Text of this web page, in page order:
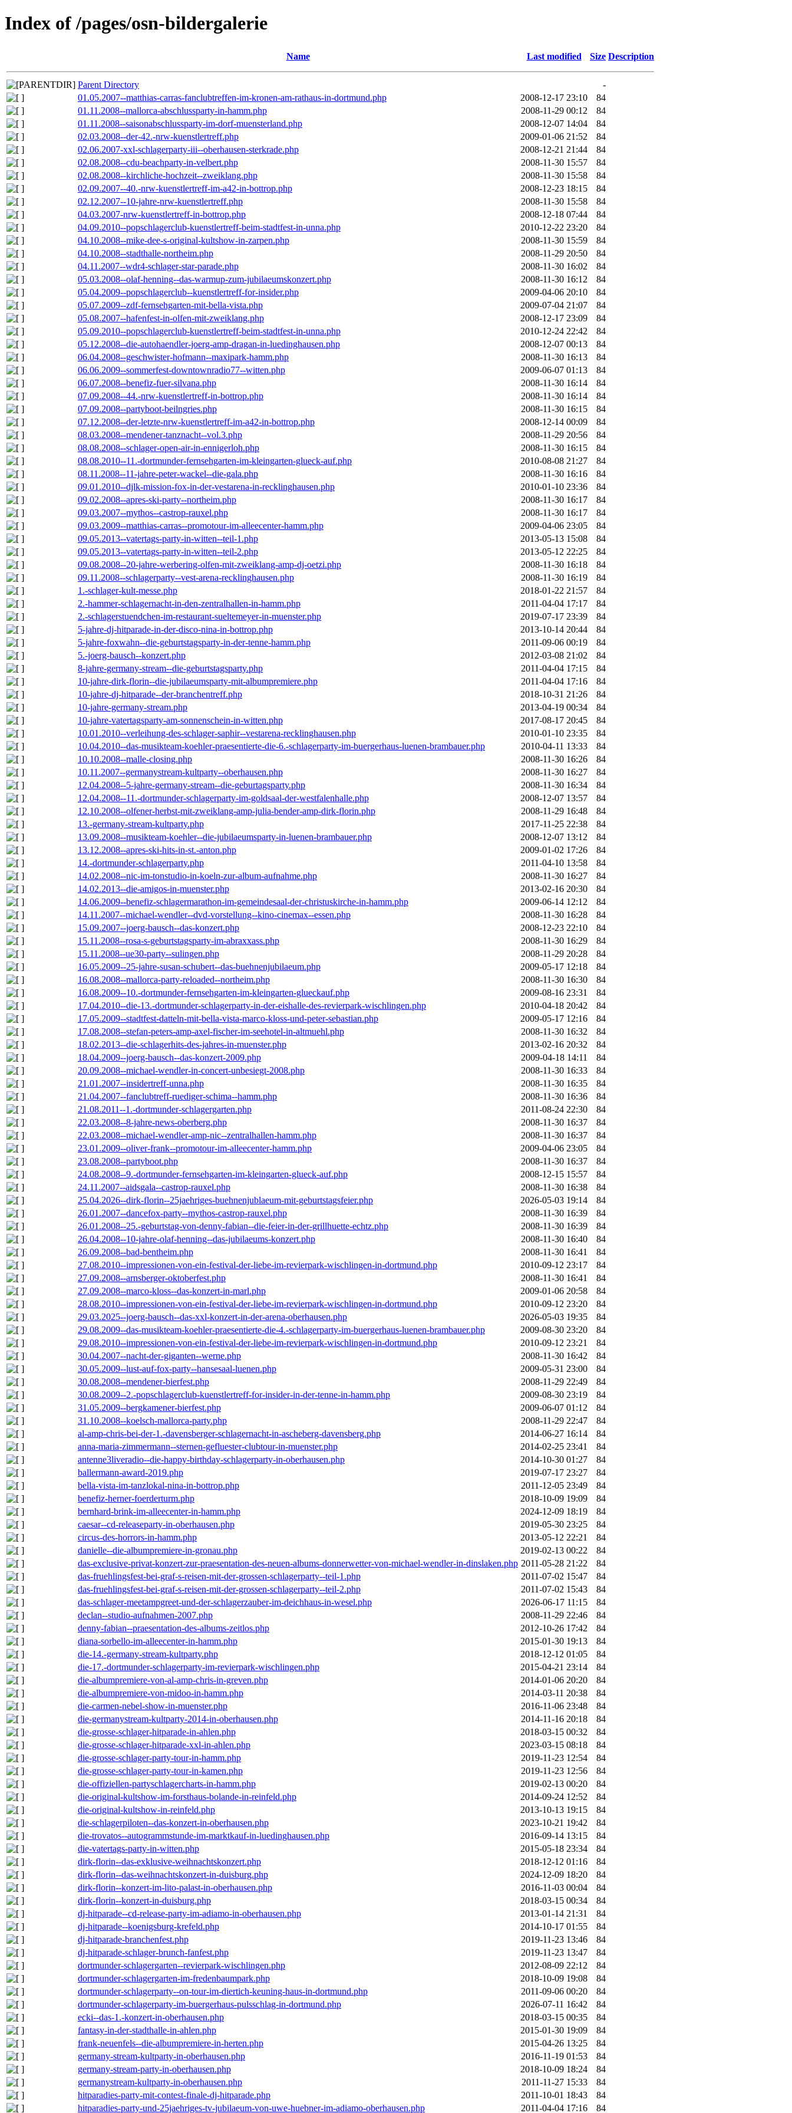
Index of /pages/osn-bildergalerie
Name Last modified Size Description
Parent Directory
-
01.05.2007--matthias-carras-fanclubtreffen-im-kronen-am-rathaus-in-dortmund.php
2008-12-17 23:10
84
01.11.2008--mallorca-abschlussparty-in-hamm.php
2008-11-29 00:12
84
01.11.2008--saisonabschlussparty-im-dorf-muensterland.php
2008-12-07 14:04
84
02.03.2008--der-42.-nrw-kuenstlertreff.php
2009-01-06 21:52
84
02.06.2007-xxl-schlagerparty-iii--oberhausen-sterkrade.php
2008-12-21 21:44
84
02.08.2008--cdu-beachparty-in-velbert.php
2008-11-30 15:57
84
02.08.2008--kirchliche-hochzeit--zweiklang.php
2008-11-30 15:58
84
02.09.2007--40.-nrw-kuenstlertreff-im-a42-in-bottrop.php
2008-12-23 18:15
84
02.12.2007--10-jahre-nrw-kuenstlertreff.php
2008-11-30 15:58
84
04.03.2007-nrw-kuenstlertreff-in-bottrop.php
2008-12-18 07:44
84
04.09.2010--popschlagerclub-kuenstlertreff-beim-stadtfest-in-unna.php
2010-12-22 23:20
84
04.10.2008--mike-dee-s-original-kultshow-in-zarpen.php
2008-11-30 15:59
84
04.10.2008--stadthalle-northeim.php
2008-11-29 20:50
84
04.11.2007--wdr4-schlager-star-parade.php
2008-11-30 16:02
84
05.03.2008--olaf-henning--das-warmup-zum-jubilaeumskonzert.php
2008-11-30 16:12
84
05.04.2009--popschlagerclub--kuenstlertreff-for-insider.php
2009-04-06 20:10
84
05.07.2009--zdf-fernsehgarten-mit-bella-vista.php
2009-07-04 21:07
84
05.08.2007--hafenfest-in-olfen-mit-zweiklang.php
2008-12-17 23:09
84
05.09.2010--popschlagerclub-kuenstlertreff-beim-stadtfest-in-unna.php
2010-12-24 22:42
84
05.12.2008--die-autohaendler-joerg-amp-dragan-in-luedinghausen.php
2008-12-07 00:13
84
06.04.2008--geschwister-hofmann--maxipark-hamm.php
2008-11-30 16:13
84
06.06.2009--sommerfest-downtownradio77--witten.php
2009-06-07 01:13
84
06.07.2008--benefiz-fuer-silvana.php
2008-11-30 16:14
84
07.09.2008--44.-nrw-kuenstlertreff-in-bottrop.php
2008-11-30 16:14
84
07.09.2008--partyboot-beilngries.php
2008-11-30 16:15
84
07.12.2008--der-letzte-nrw-kuenstlertreff-im-a42-in-bottrop.php
2008-12-14 00:09
84
08.03.2008--mendener-tanznacht--vol.3.php
2008-11-29 20:56
84
08.08.2008--schlager-open-air-in-ennigerloh.php
2008-11-30 16:15
84
08.08.2010--11.-dortmunder-fernsehgarten-im-kleingarten-glueck-auf.php
2010-08-08 21:27
84
08.11.2008--11-jahre-peter-wackel--die-gala.php
2008-11-30 16:16
84
09.01.2010--djlk-mission-fox-in-der-vestarena-in-recklinghausen.php
2010-01-10 23:36
84
09.02.2008--apres-ski-party--northeim.php
2008-11-30 16:17
84
09.03.2007--mythos--castrop-rauxel.php
2008-11-30 16:17
84
09.03.2009--matthias-carras--promotour-im-alleecenter-hamm.php
2009-04-06 23:05
84
09.05.2013--vatertags-party-in-witten--teil-1.php
2013-05-13 15:08
84
09.05.2013--vatertags-party-in-witten--teil-2.php
2013-05-12 22:25
84
09.08.2008--20-jahre-werbering-olfen-mit-zweiklang-amp-dj-oetzi.php
2008-11-30 16:18
84
09.11.2008--schlagerparty--vest-arena-recklinghausen.php
2008-11-30 16:19
84
1.-schlager-kult-messe.php
2018-01-22 21:57
84
2.-hammer-schlagernacht-in-den-zentralhallen-in-hamm.php
2011-04-04 17:17
84
2.-schlagerstuendchen-im-restaurant-sueltemeyer-in-muenster.php
2019-07-17 23:39
84
5-jahre-dj-hitparade-in-der-disco-nina-in-bottrop.php
2013-10-14 20:44
84
5-jahre-foxwahn--die-geburtstagsparty-in-der-tenne-hamm.php
2011-09-06 00:19
84
5.-joerg-bausch--konzert.php
2012-03-08 21:02
84
8-jahre-germany-stream--die-geburtstagsparty.php
2011-04-04 17:15
84
10-jahre-dirk-florin--die-jubilaeumsparty-mit-albumpremiere.php
2011-04-04 17:16
84
10-jahre-dj-hitparade--der-branchentreff.php
2018-10-31 21:26
84
10-jahre-germany-stream.php
2013-04-19 00:34
84
10-jahre-vatertagsparty-am-sonnenschein-in-witten.php
2017-08-17 20:45
84
10.01.2010--verleihung-des-schlager-saphir--vestarena-recklinghausen.php
2010-01-10 23:35
84
10.04.2010--das-musikteam-koehler-praesentierte-die-6.-schlagerparty-im-buergerhaus-luenen-brambauer.php
2010-04-11 13:33
84
10.10.2008--malle-closing.php
2008-11-30 16:26
84
10.11.2007--germanystream-kultparty--oberhausen.php
2008-11-30 16:27
84
12.04.2008--5-jahre-germany-stream--die-geburtagsparty.php
2008-11-30 16:34
84
12.04.2008--11.-dortmunder-schlagerparty-im-goldsaal-der-westfalenhalle.php
2008-12-07 13:57
84
12.10.2008--olfener-herbst-mit-zweiklang-amp-julia-bender-amp-dirk-florin.php
2008-11-29 16:48
84
13.-germany-stream-kultparty.php
2017-11-25 22:38
84
13.09.2008--musikteam-koehler--die-jubilaeumsparty-in-luenen-brambauer.php
2008-12-07 13:12
84
13.12.2008--apres-ski-hits-in-st.-anton.php
2009-01-02 17:26
84
14.-dortmunder-schlagerparty.php
2011-04-10 13:58
84
14.02.2008--nic-im-tonstudio-in-koeln-zur-album-aufnahme.php
2008-11-30 16:27
84
14.02.2013--die-amigos-in-muenster.php
2013-02-16 20:30
84
14.06.2009--benefiz-schlagermarathon-im-gemeindesaal-der-christuskirche-in-hamm.php
2009-06-14 12:12
84
14.11.2007--michael-wendler--dvd-vorstellung--kino-cinemax--essen.php
2008-11-30 16:28
84
15.09.2007--joerg-bausch--das-konzert.php
2008-12-23 22:10
84
15.11.2008--rosa-s-geburtstagsparty-im-abraxxass.php
2008-11-30 16:29
84
15.11.2008--ue30-party--sulingen.php
2008-11-29 20:28
84
16.05.2009--25-jahre-susan-schubert--das-buehnenjubilaeum.php
2009-05-17 12:18
84
16.08.2008--mallorca-party-reloaded--northeim.php
2008-11-30 16:30
84
16.08.2009--10.-dortmunder-fernsehgarten-im-kleingarten-glueckauf.php
2009-08-16 23:31
84
17.04.2010--die-13.-dortmunder-schlagerparty-in-der-eishalle-des-revierpark-wischlingen.php
2010-04-18 20:42
84
17.05.2009--stadtfest-datteln-mit-bella-vista-marco-kloss-und-peter-sebastian.php
2009-05-17 12:16
84
17.08.2008--stefan-peters-amp-axel-fischer-im-seehotel-in-altmuehl.php
2008-11-30 16:32
84
18.02.2013--die-schlagerhits-des-jahres-in-muenster.php
2013-02-16 20:32
84
18.04.2009--joerg-bausch--das-konzert-2009.php
2009-04-18 14:11
84
20.09.2008--michael-wendler-in-concert-unbesiegt-2008.php
2008-11-30 16:33
84
21.01.2007--insidertreff-unna.php
2008-11-30 16:35
84
21.04.2007--fanclubtreff-ruediger-schima--hamm.php
2008-11-30 16:36
84
21.08.2011--1.-dortmunder-schlagergarten.php
2011-08-24 22:30
84
22.03.2008--8-jahre-news-oberberg.php
2008-11-30 16:37
84
22.03.2008--michael-wendler-amp-nic--zentralhallen-hamm.php
2008-11-30 16:37
84
23.01.2009--oliver-frank--promotour-im-alleecenter-hamm.php
2009-04-06 23:05
84
23.08.2008--partyboot.php
2008-11-30 16:37
84
24.08.2008--9.-dortmunder-fernsehgarten-im-kleingarten-glueck-auf.php
2008-12-15 15:57
84
24.11.2007--aidsgala--castrop-rauxel.php
2008-11-30 16:38
84
25.04.2026--dirk-florin--25jaehriges-buehnenjublaeum-mit-geburtstagsfeier.php
2026-05-03 19:14
84
26.01.2007--dancefox-party--mythos-castrop-rauxel.php
2008-11-30 16:39
84
26.01.2008--25.-geburtstag-von-denny-fabian--die-feier-in-der-grillhuette-echtz.php
2008-11-30 16:39
84
26.04.2008--10-jahre-olaf-henning--das-jubilaeums-konzert.php
2008-11-30 16:40
84
26.09.2008--bad-bentheim.php
2008-11-30 16:41
84
27.08.2010--impressionen-von-ein-festival-der-liebe-im-revierpark-wischlingen-in-dortmund.php
2010-09-12 23:17
84
27.09.2008--arnsberger-oktoberfest.php
2008-11-30 16:41
84
27.09.2008--marco-kloss--das-konzert-in-marl.php
2009-01-06 20:58
84
28.08.2010--impressionen-von-ein-festival-der-liebe-im-revierpark-wischlingen-in-dortmund.php
2010-09-12 23:20
84
29.03.2025--joerg-bausch--das-xxl-konzert-in-der-arena-oberhausen.php
2026-05-03 19:35
84
29.08.2009--das-musikteam-koehler-praesentierte-die-4.-schlagerparty-im-buergerhaus-luenen-brambauer.php
2009-08-30 23:20
84
29.08.2010--impressionen-von-ein-festival-der-liebe-im-revierpark-wischlingen-in-dortmund.php
2010-09-12 23:21
84
30.04.2007--nacht-der-giganten--werne.php
2008-11-30 16:42
84
30.05.2009--lust-auf-fox-party--hansesaal-luenen.php
2009-05-31 23:00
84
30.08.2008--mendener-bierfest.php
2008-11-29 22:49
84
30.08.2009--2.-popschlagerclub-kuenstlertreff-for-insider-in-der-tenne-in-hamm.php
2009-08-30 23:19
84
31.05.2009--bergkamener-bierfest.php
2009-06-07 01:12
84
31.10.2008--koelsch-mallorca-party.php
2008-11-29 22:47
84
al-amp-chris-bei-der-1.-davensberger-schlagernacht-in-ascheberg-davensberg.php
2014-06-27 16:14
84
anna-maria-zimmermann--sternen-gefluester-clubtour-in-muenster.php
2014-02-25 23:41
84
antenne3liveradio--die-happy-birthday-schlagerparty-in-oberhausen.php
2014-10-30 01:27
84
ballermann-award-2019.php
2019-07-17 23:27
84
bella-vista-im-tanzlokal-nina-in-bottrop.php
2011-12-05 23:49
84
benefiz-herner-foerderturm.php
2018-10-09 19:09
84
bernhard-brink-im-alleecenter-in-hamm.php
2024-12-09 18:19
84
caesar--cd-releaseparty-in-oberhausen.php
2019-05-30 23:25
84
circus-des-horrors-in-hamm.php
2013-05-12 22:21
84
danielle--die-albumpremiere-in-gronau.php
2019-02-13 00:22
84
das-exclusive-privat-konzert-zur-praesentation-des-neuen-albums-donnerwetter-von-michael-wendler-in-dinslaken.php 2011-05-28 21:22
84
das-fruehlingsfest-bei-graf-s-reisen-mit-der-grossen-schlagerparty--teil-1.php
2011-07-02 15:47
84
das-fruehlingsfest-bei-graf-s-reisen-mit-der-grossen-schlagerparty--teil-2.php
2011-07-02 15:43
84
das-schlager-meetampgreet-und-der-schlagerzauber-im-deichhaus-in-wesel.php
2026-06-17 11:15
84
declan--studio-aufnahmen-2007.php
2008-11-29 22:46
84
denny-fabian--praesentation-des-albums-zeitlos.php
2012-10-26 17:42
84
diana-sorbello-im-alleecenter-in-hamm.php
2015-01-30 19:13
84
die-14.-germany-stream-kultparty.php
2018-12-12 01:05
84
die-17.-dortmunder-schlagerparty-im-revierpark-wischlingen.php
2015-04-21 23:14
84
die-albumpremiere-von-al-amp-chris-in-greven.php
2014-01-06 20:20
84
die-albumpremiere-von-midoo-in-hamm.php
2014-03-11 20:38
84
die-carmen-nebel-show-in-muenster.php
2016-11-06 23:48
84
die-germanystream-kultparty-2014-in-oberhausen.php
2014-11-16 20:18
84
die-grosse-schlager-hitparade-in-ahlen.php
2018-03-15 00:32
84
die-grosse-schlager-hitparade-xxl-in-ahlen.php
2023-03-15 08:18
84
die-grosse-schlager-party-tour-in-hamm.php
2019-11-23 12:54
84
die-grosse-schlager-party-tour-in-kamen.php
2019-11-23 12:56
84
die-offiziellen-partyschlagercharts-in-hamm.php
2019-02-13 00:20
84
die-original-kultshow-im-forsthaus-bolande-in-reinfeld.php
2014-09-24 12:52
84
die-original-kultshow-in-reinfeld.php
2013-10-13 19:15
84
die-schlagerpiloten--das-konzert-in-oberhausen.php
2023-10-21 19:42
84
die-trovatos--autogrammstunde-im-marktkauf-in-luedinghausen.php
2016-09-14 13:15
84
die-vatertags-party-in-witten.php
2015-05-18 23:34
84
dirk-florin--das-exklusive-weihnachtskonzert.php
2018-12-12 01:16
84
dirk-florin--das-weihnachtskonzert-in-duisburg.php
2024-12-09 18:20
84
dirk-florin--konzert-im-lito-palast-in-oberhausen.php
2016-11-03 00:04
84
dirk-florin--konzert-in-duisburg.php
2018-03-15 00:34
84
dj-hitparade--cd-release-party-im-adiamo-in-oberhausen.php
2013-01-14 21:31
84
dj-hitparade--koenigsburg-krefeld.php
2014-10-17 01:55
84
dj-hitparade-branchenfest.php
2019-11-23 13:46
84
dj-hitparade-schlager-brunch-fanfest.php
2019-11-23 13:47
84
dortmunder-schlagergarten--revierpark-wischlingen.php
2012-08-09 22:12
84
dortmunder-schlagergarten-im-fredenbaumpark.php
2018-10-09 19:08
84
dortmunder-schlagerparty--on-tour-im-diertich-keuning-haus-in-dortmund.php
2011-09-06 00:20
84
dortmunder-schlagerparty-im-buergerhaus-pulsschlag-in-dortmund.php
2026-07-11 16:42
84
ecki--das-1.-konzert-in-oberhausen.php
2018-03-15 00:35
84
fantasy-in-der-stadthalle-in-ahlen.php
2015-01-30 19:09
84
frank-neuenfels--die-albumpremiere-in-herten.php
2015-04-26 13:25
84
germany-stream-kultparty-in-oberhausen.php
2016-11-19 01:53
84
germany-stream-party-in-oberhausen.php
2018-10-09 18:24
84
germanystream-kultparty-in-oberhausen.php
2011-11-27 15:33
84
hitparadies-party-mit-contest-finale-dj-hitparade.php
2011-10-01 18:43
84
hitparadies-party-und-25jaehriges-tv-jubilaeum-von-uwe-huebner-im-adiamo-oberhausen.php
2011-04-04 17:16 84